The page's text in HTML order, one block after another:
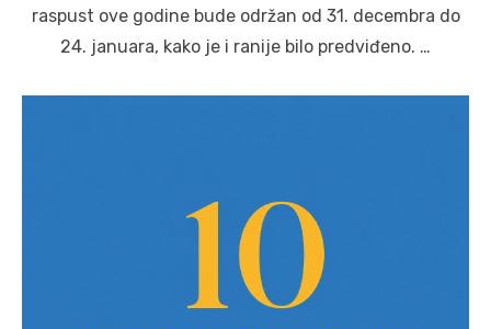
raspust ove godine bude održan od 31. decembra do
24. januara, kako je i ranije bilo predviđeno. …